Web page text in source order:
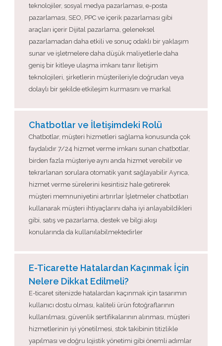
teknolojiler, sosyal medya pazarlaması, e-posta
pazarlaması, SEO, PPC ve içerik pazarlaması gibi
araçları içerir Dijital pazarlama, geleneksel
pazarlamadan daha etkili ve sonuç odaklı bir yaklaşım
sunar ve işletmelere daha düşük maliyetlerle daha
geniş bir kitleye ulaşma imkanı tanır İletişim
teknolojileri, şirketlerin müşterileriyle doğrudan veya
dolaylı bir şekilde etkileşim kurmasını ve markal
Chatbotlar ve İletişimdeki Rolü
Chatbotlar, müşteri hizmetleri sağlama konusunda çok
faydalıdır 7/24 hizmet verme imkanı sunan chatbotlar,
birden fazla müşteriye aynı anda hizmet verebilir ve
tekrarlanan sorulara otomatik yanıt sağlayabilir Ayrıca,
hizmet verme sürelerini kesintisiz hale getirerek
müşteri memnuniyetini artırırlar İşletmeler chatbotları
kullanarak müşteri ihtiyaçlarını daha iyi anlayabildikleri
gibi, satış ve pazarlama, destek ve bilgi akışı
konularında da kullanılabilmektedirler
E-Ticarette Hatalardan Kaçınmak İçin
Nelere Dikkat Edilmeli?
E-ticaret sitenizde hatalardan kaçınmak için tasarımın
kullanıcı dostu olması, kaliteli ürün fotoğraflarının
kullanılması, güvenlik sertifikalarının alınması, müşteri
hizmetlerinin iyi yönetilmesi, stok takibinin titizlikle
yapılması ve doğru lojistik yönetimi gibi önemli adımlar